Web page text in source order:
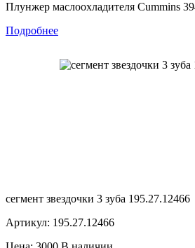
Плунжер маслоохладителя Cummins
Подробнее
сегмент звездочки 3 зуба 195.27.12466
Артикул: 195.27.12466